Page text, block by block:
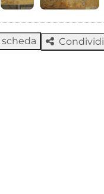
Condividi